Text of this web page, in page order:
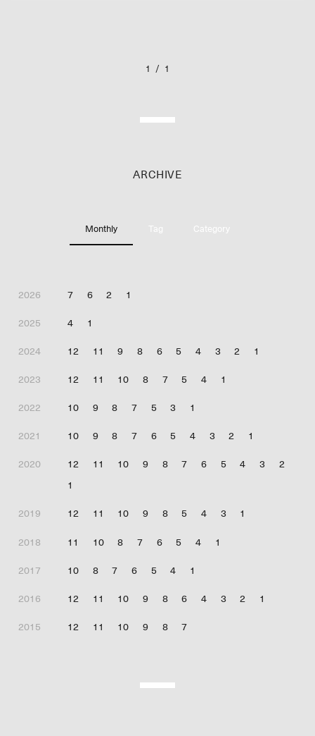
1 / 1
ARCHIVE
Monthly Tag Category
2026 7 6 2 1
2025 4 1
2024 12 11 9 8 6 5 4 3 2 1
2023 12 11 10 8 7 5 4 1
2022 10 9 8 7 5 3 1
2021 10 9 8 7 6 5 4 3 2 1
2020 12 11 10 9 8 7 6 5 4 3
2
1
2019 12 11 10 9 8 5 4 3 1
2018 11 10 8 7 6 5 4 1
2017 10 8 7 6 5 4 1
2016 12 11 10 9 8 6 4 3 2 1
2015 12 11 10 9 8 7